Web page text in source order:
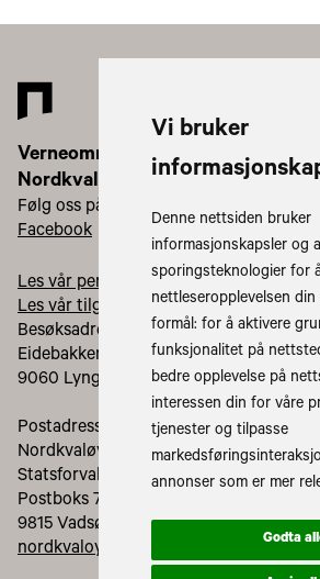
Vi bruker
Denne nettsiden bruker
informasjonskapsler og
sporingsteknologier for
nettleseropplevelsen
formål: for å aktivere
funksjonalitet på
bedre opplevelse på
interessen din for våre
tjenester og tilpasse
annonser som er mer
Godta
Verneområdestyret for
Nordkvaløya-Rebbenesøya
Følg oss på:
Facebook
Les vår personvernerklæring
Les vår tilgjengelighetserklæring
Besøksadresse:
Eidebakken Industrivei 17
9060 Lyngseidet
Postadresse:
Nordkvaløya-Rebbenesøya lvo
Statsforvalteren i Troms og Finnmark
Postboks 700
9815 Vadsø
nordkvaloya.lvo@statsforvalteren.no